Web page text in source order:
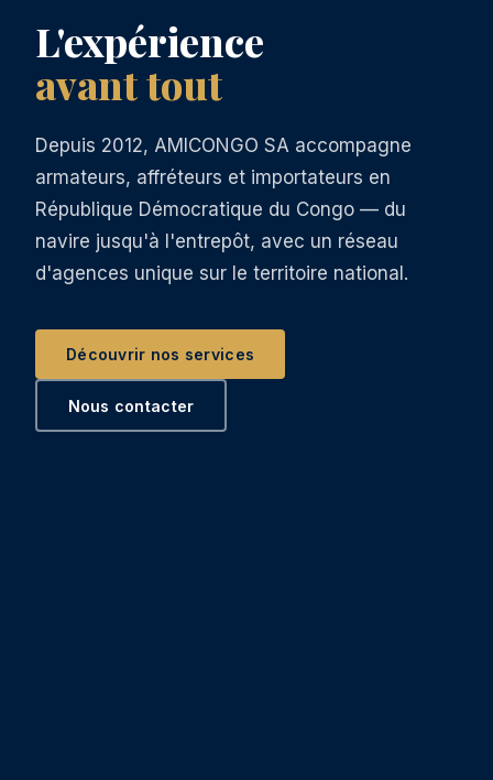
L'expérience
avant tout
Depuis 2012, AMICONGO SA accompagne
armateurs, affréteurs et importateurs en
République Démocratique du Congo — du
navire jusqu'à l'entrepôt, avec un réseau
d'agences unique sur le territoire national.
Découvrir nos services
Nous contacter